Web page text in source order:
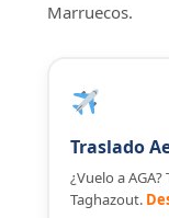
Marruecos.
Traslado
¿Vuelo a
Taghazout.